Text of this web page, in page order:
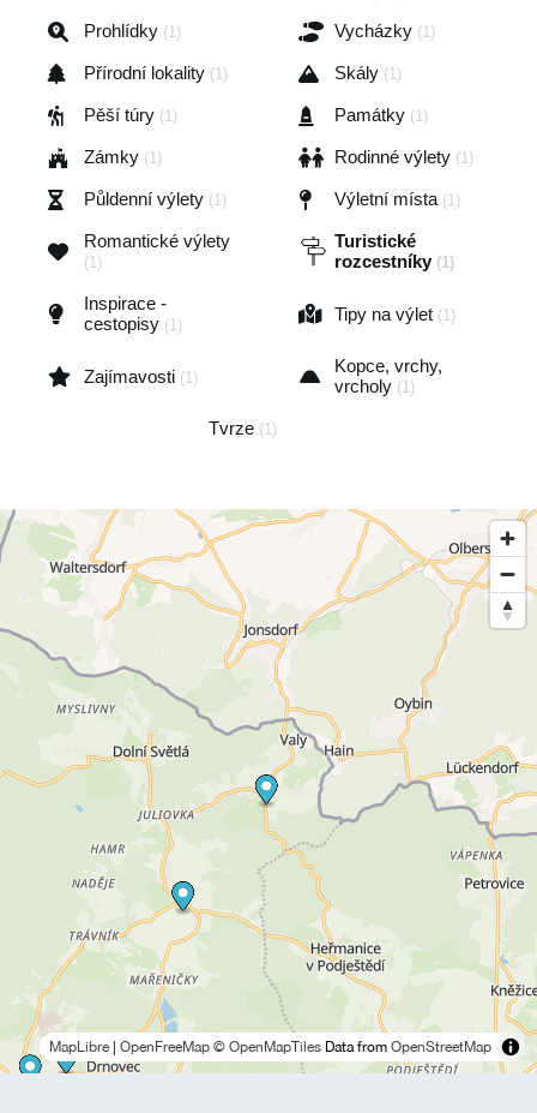
Prohlídky (1) Vycházky (1)
Přírodní lokality (1) Skály (1)
Pěší túry (1) Památky (1)
Zámky (1) Rodinné výlety (1)
Půldenní výlety (1) Výletní místa (1)
Romantické výlety
(1)
Turistické
rozcestníky (1)
Inspirace -
cestopisy (1)
Tipy na výlet (1)
Zajímavosti (1)
Kopce, vrchy,
vrcholy (1)
Tvrze (1)
MapLibre OpenFreeMap © OpenMapTiles Data from OpenStreetMap